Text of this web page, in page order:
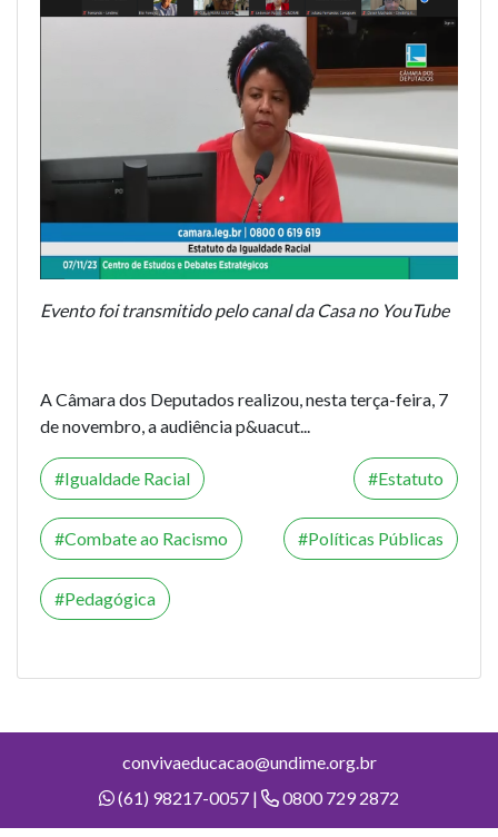
Evento foi transmitido pelo canal da Casa no YouTube
A Câmara dos Deputados realizou, nesta terça-feira, 7
de novembro, a audiência p&uacut...
Igualdade Racial Estatuto
Combate ao Racismo Políticas Públicas
Pedagógica
convivaeducacao@undime.org.br
(61) 98217-0057 |
0800 729 2872